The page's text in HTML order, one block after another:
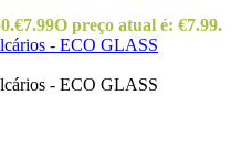
€7.99O preço atual é: €7.99.